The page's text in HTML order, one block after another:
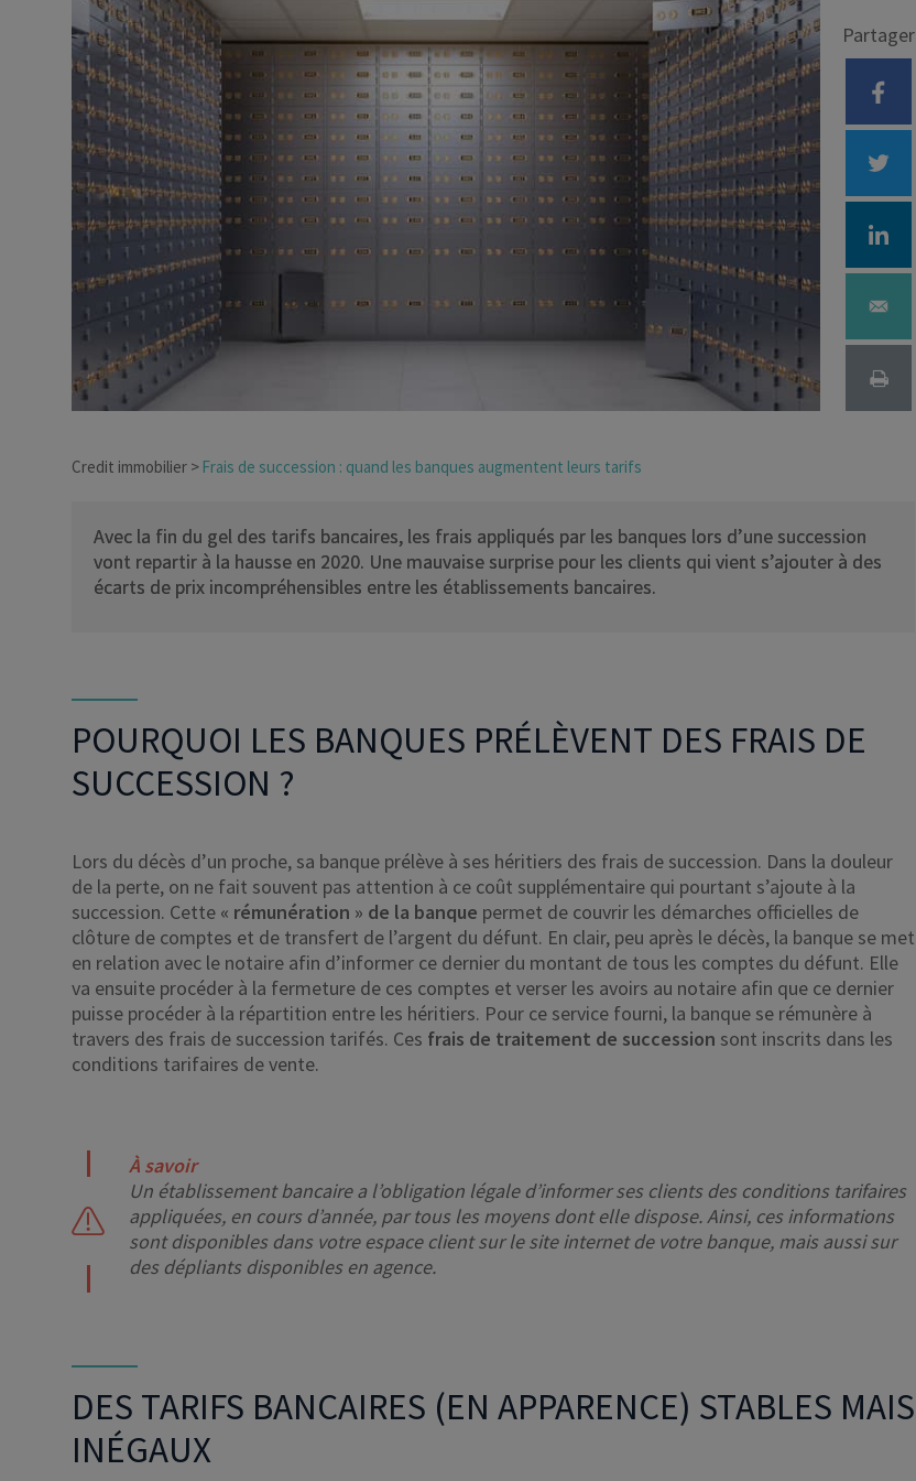
Dirigeant d’entreprise
Conseils fiscalité d’entreprise
Déficit foncier
Loi Pinel
Anciens dispositifs
Investissement locatif
Partager
Credit immobilier Frais de succession : quand les banques augmentent leurs tarifs
Avec la fin du gel des tarifs bancaires, les frais appliqués par les banques lors d’une succession
vont repartir à la hausse en 2020. Une mauvaise surprise pour les clients qui vient s’ajouter à des
écarts de prix incompréhensibles entre les établissements bancaires.
POURQUOI LES BANQUES PRÉLÈVENT DES FRAIS DE
SUCCESSION ?
Lors du décès d’un proche, sa banque prélève à ses héritiers des frais de succession. Dans la douleur
de la perte, on ne fait souvent pas attention à ce coût supplémentaire qui pourtant s’ajoute à la
succession. Cette « rémunération » de la banque permet de couvrir les démarches officielles de
clôture de comptes et de transfert de l’argent du défunt. En clair, peu après le décès, la banque se met
en relation avec le notaire afin d’informer ce dernier du montant de tous les comptes du défunt. Elle
va ensuite procéder à la fermeture de ces comptes et verser les avoirs au notaire afin que ce dernier
puisse procéder à la répartition entre les héritiers. Pour ce service fourni, la banque se rémunère à
travers des frais de succession tarifés. Ces frais de traitement de succession sont inscrits dans les
conditions tarifaires de vente.
À savoir
Un établissement bancaire a l’obligation légale d’informer ses clients des conditions tarifaires
appliquées, en cours d’année, par tous les moyens dont elle dispose. Ainsi, ces informations
sont disponibles dans votre espace client sur le site internet de votre banque, mais aussi sur
des dépliants disponibles en agence.
DES TARIFS BANCAIRES (EN APPARENCE) STABLES MAIS
INÉGAUX